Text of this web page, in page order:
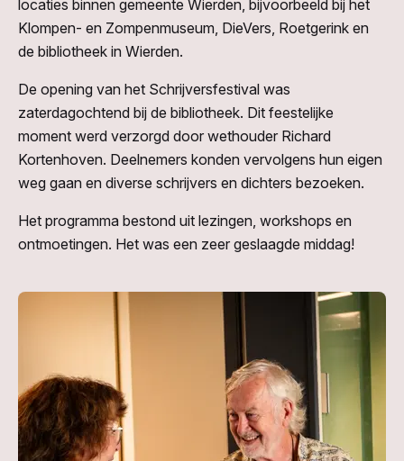
locaties binnen gemeente Wierden, bijvoorbeeld bij het
Klompen- en Zompenmuseum, DieVers, Roetgerink en
de bibliotheek in Wierden.
De opening van het Schrijversfestival was
zaterdagochtend bij de bibliotheek. Dit feestelijke
moment werd verzorgd door wethouder Richard
Kortenhoven. Deelnemers konden vervolgens hun eigen
weg gaan en diverse schrijvers en dichters bezoeken.
Het programma bestond uit lezingen, workshops en
ontmoetingen. Het was een zeer geslaagde middag!